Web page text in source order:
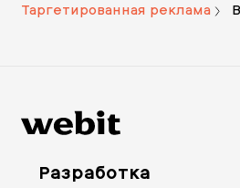
Таргетированная реклама
Разработка